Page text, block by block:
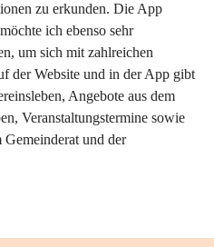
zu erkunden. Die App
ich ebenso sehr
um sich mit zahlreichen
der Website und in der App gibt
Angebote aus dem
Veranstaltungstermine sowie
Gemeinderat und der